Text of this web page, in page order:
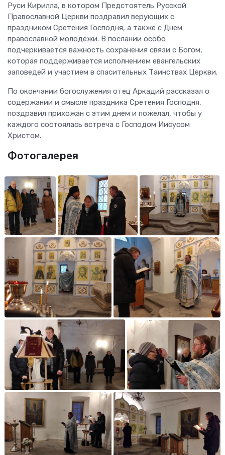
Руси Кирилла, в котором Предстоятель Русской
Православной Церкви поздравил верующих с
праздником Сретения Господня, а также с Днем
православной молодежи. В послании особо
подчеркивается важность сохранения связи с Богом,
которая поддерживается исполнением евангельских
заповедей и участием в спасительных Таинствах Церкви.
По окончании богослужения отец Аркадий рассказал о
содержании и смысле праздника Сретения Господня,
поздравил прихожан с этим днем и пожелал, чтобы у
каждого состоялась встреча с Господом Иисусом
Христом.
Фотогалерея